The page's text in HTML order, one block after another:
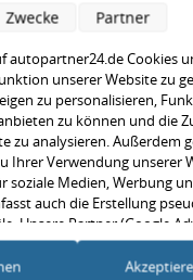
Blinker, rot, US-
Audi 80 Cabrio,
OE-Nr.: 8G0945225
8G0945225C
autopartner24.de Cookies
unserer Website zu
zu personalisieren,
zu können und die
zu analysieren. Außerdem
Ihrer Verwendung unserer
soziale Medien, Werbung
auch die Erstellung
Unsere Partner (Google
diese Informationen
die Sie ihnen
Zwecke Partner